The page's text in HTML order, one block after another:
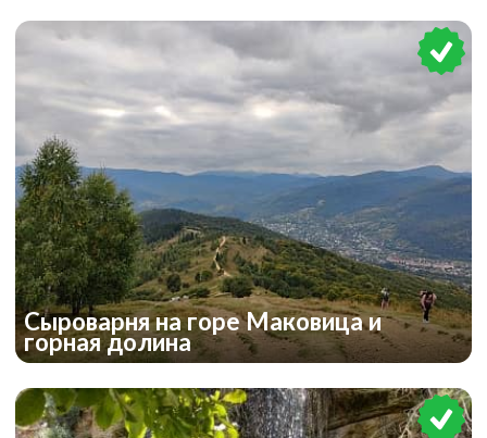
Сыроварня на горе Маковица и
горная долина